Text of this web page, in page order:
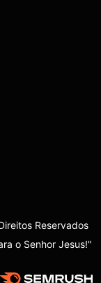
Reservados
o Senhor Jesus!"